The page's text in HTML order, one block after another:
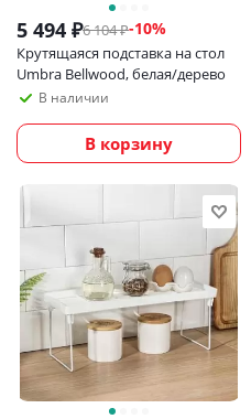
5 494 ₽6 104₽-10%
Крутящаяся подставка на стол
Umbra Bellwood, белая/дерево
В наличии
В корзину